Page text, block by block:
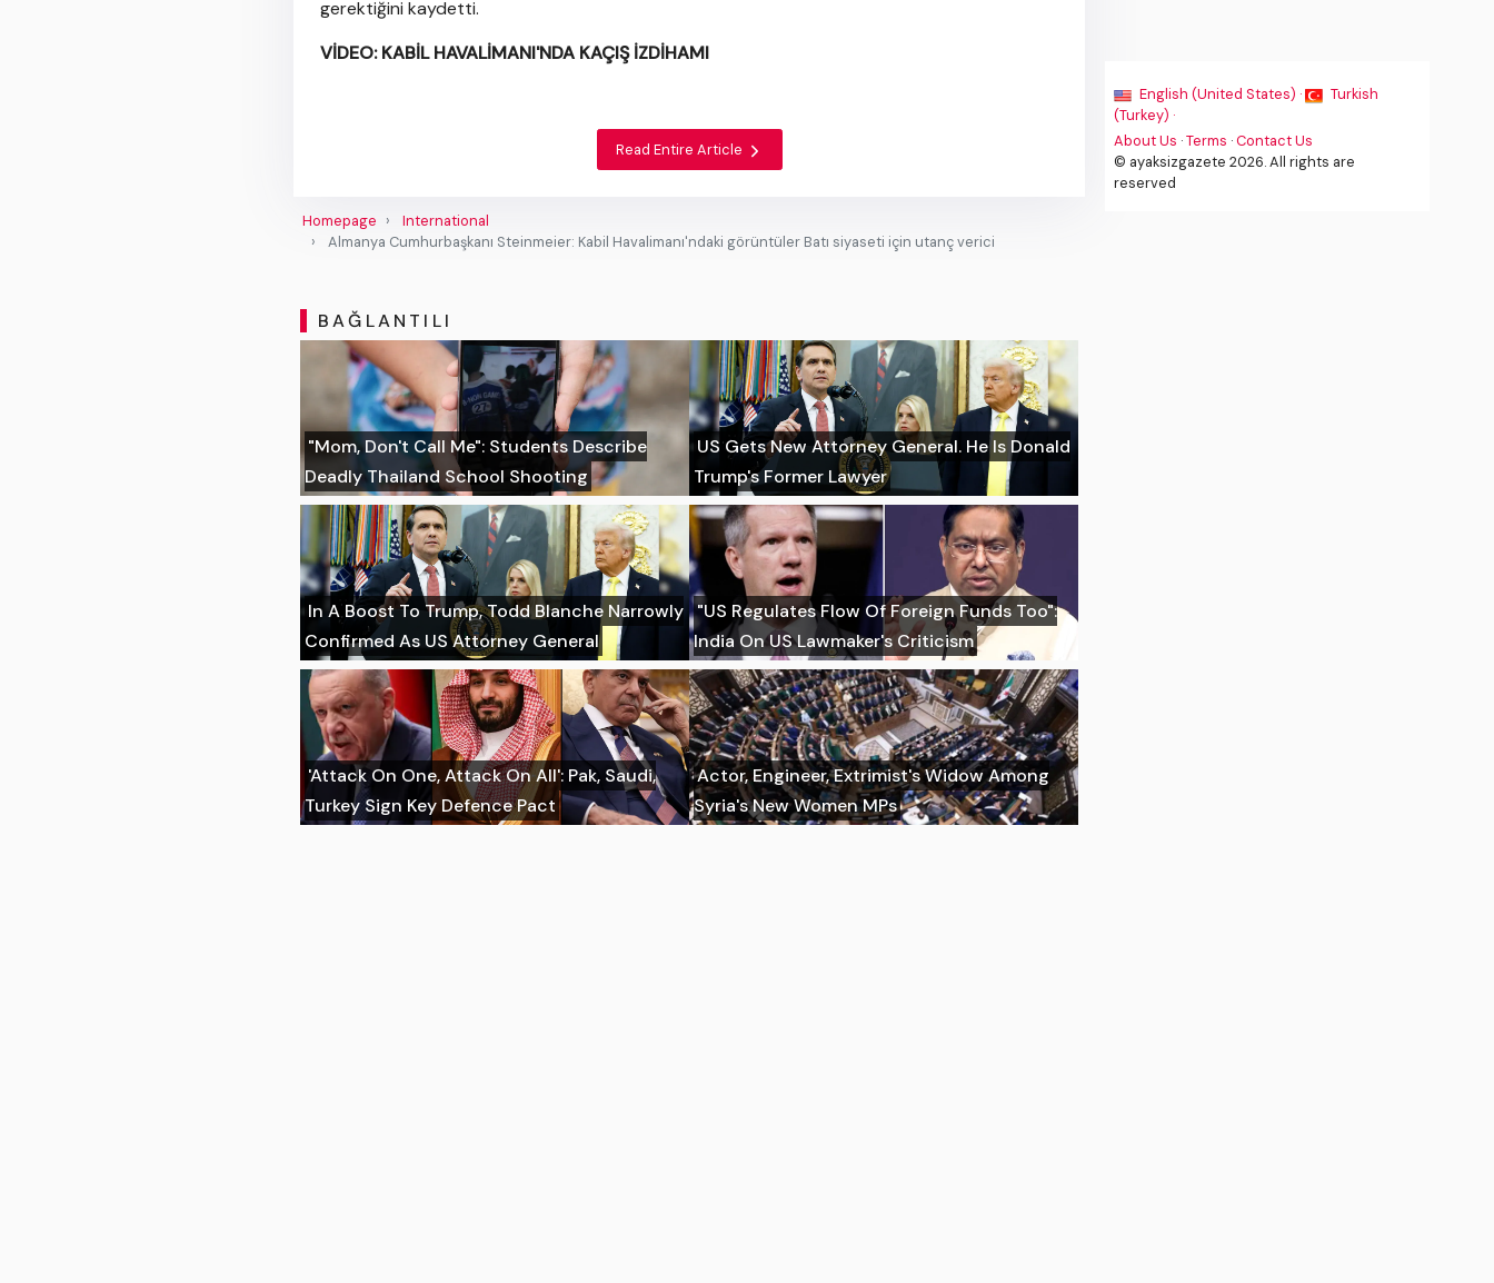
gerektiğini kaydetti.
VİDEO: KABİL HAVALİMANI'NDA KAÇIŞ İZDİHAMI
Read Entire Article
Homepage
International
Almanya Cumhurbaşkanı Steinmeier: Kabil Havalimanı'ndaki görüntüler Batı siyaseti için utanç verici
BAĞLANTILI
"Mom, Don't Call Me": Students Describe
Deadly Thailand School Shooting
US Gets New Attorney General. He Is Donald
Trump's Former Lawyer
In A Boost To Trump, Todd Blanche Narrowly
Confirmed As US Attorney General
"US Regulates Flow Of Foreign Funds Too":
India On US Lawmaker's Criticism
'Attack On One, Attack On All': Pak, Saudi,
Turkey Sign Key Defence Pact
Actor, Engineer, Extrimist's Widow Among
Syria's New Women MPs
English (United States) ·
Turkish
(Turkey) ·
About Us ·Terms ·Contact Us
© ayaksizgazete 2026. All rights are
reserved